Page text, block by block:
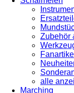
Zubehör
Fanartikel
alle
Marching